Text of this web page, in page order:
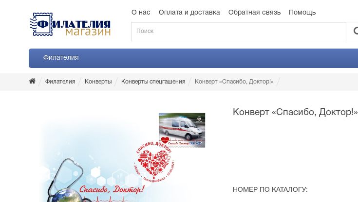
О нас Оплата и доставка Обратная связь Помощь
Филателия
Филателия Конверты Конверты спецгашения Конверт «Спасибо, Доктор!»
Конверт «Спасибо, Доктор!»
НОМЕР ПО КАТАЛОГУ: